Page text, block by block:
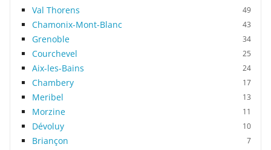
Val Thorens 49
Chamonix-Mont-Blanc 43
Grenoble 34
Courchevel 25
Aix-les-Bains 24
Chambery 17
Meribel 13
Morzine 11
Dévoluy 10
Briançon 7